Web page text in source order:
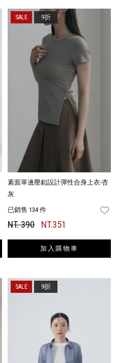
FAVORITES
素面單邊壓釦設計彈性合身上衣-杏
灰
已銷售 134 件
NT. 390 NT.351
加入購物車
9折
9折